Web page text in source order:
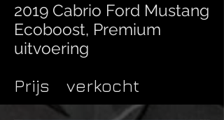
2019 Cabrio Ford Mustang
Ecoboost, Premium
uitvoering
Prijs verkocht